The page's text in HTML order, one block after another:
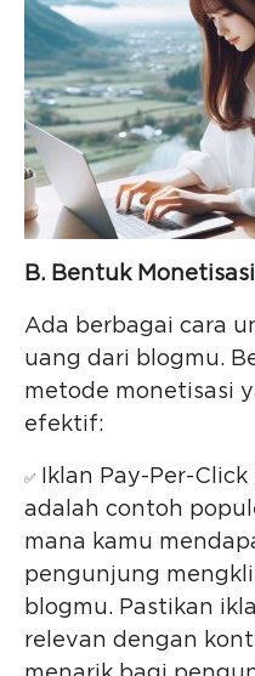
B. Bentuk
Ada berbagai cara
uang dari blogmu.
metode monetisasi
efektif:
✅
Iklan Pay-Per-
adalah contoh
mana kamu
pengunjung
blogmu. Pastikan
relevan dengan